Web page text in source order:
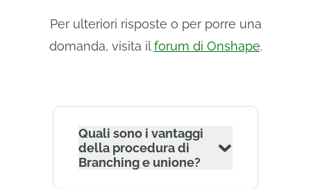
Per ulteriori risposte o per porre una
domanda, visita ilforum di Onshape.
Quali sono i vantaggi
della procedura di
Branching e unione?